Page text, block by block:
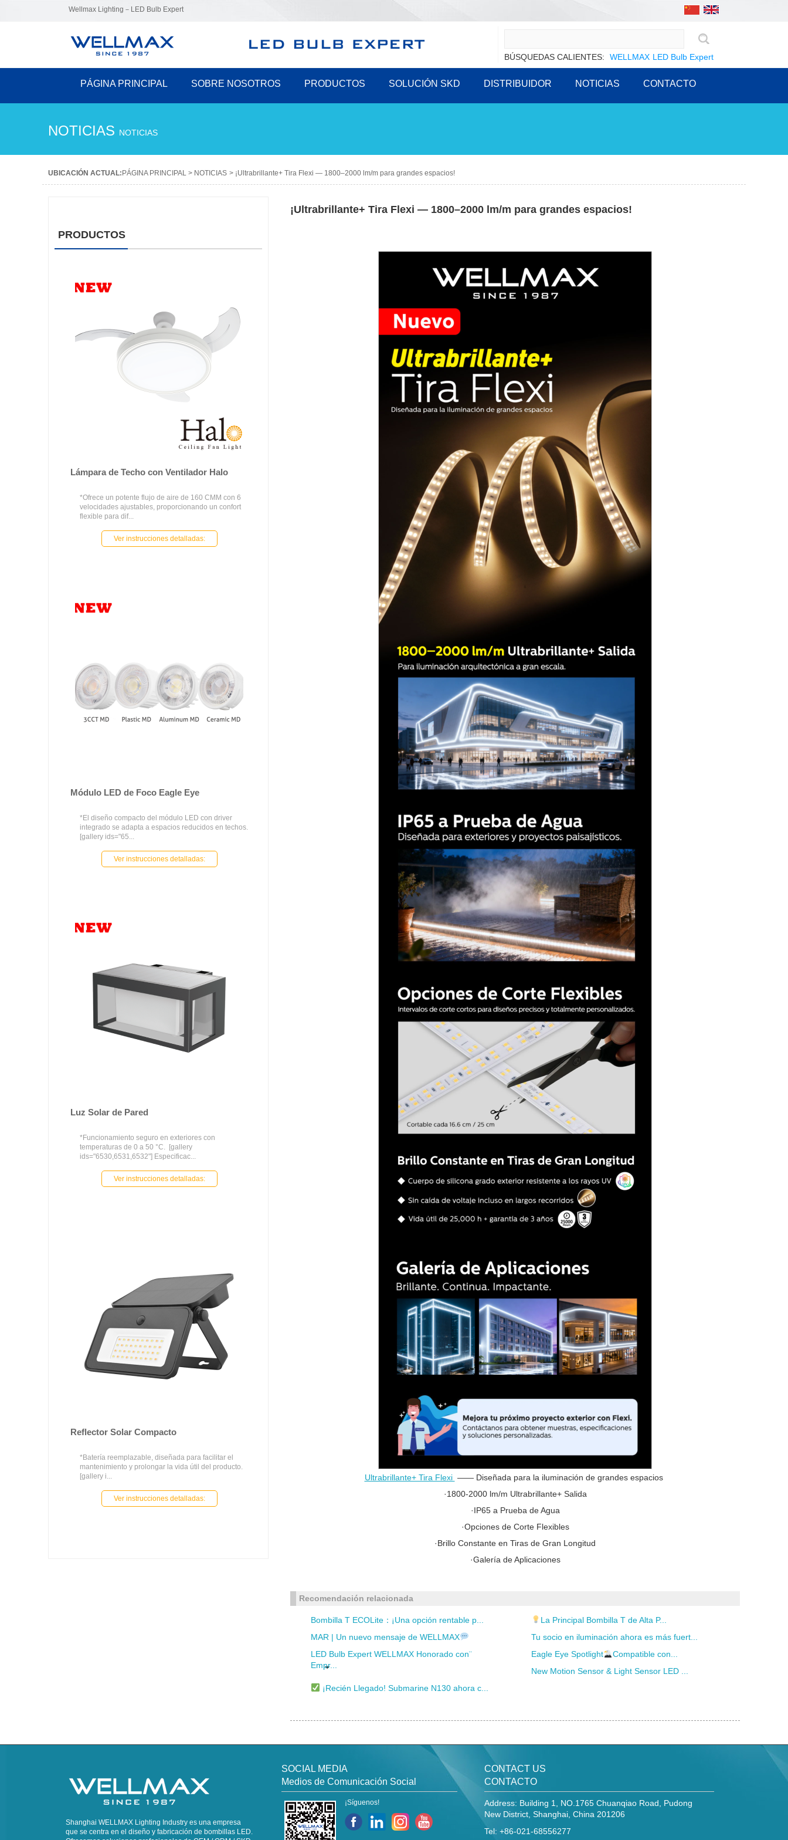
Wellmax Lighting－LED Bulb Expert
BÚSQUEDAS CALIENTES: WELLMAX LED Bulb Expert
PÁGINA PRINCIPAL SOBRE NOSOTROS PRODUCTOS SOLUCIÓN SKD DISTRIBUIDOR NOTICIAS CONTACTO
NOTICIAS NOTICIAS
UBICACIÓN ACTUAL: PÁGINA PRINCIPAL > NOTICIAS > ¡Ultrabrillante+ Tira Flexi — 1800–2000 lm/m para grandes espacios!
PRODUCTOS
Lámpara de Techo con Ventilador Halo
*Ofrece un potente flujo de aire de 160 CMM con 6
velocidades ajustables, proporcionando un confort
flexible para dif...
Ver instrucciones detalladas:
Módulo LED de Foco Eagle Eye
*El diseño compacto del módulo LED con driver
integrado se adapta a espacios reducidos en techos.
[gallery ids="65...
Ver instrucciones detalladas:
Luz Solar de Pared
*Funcionamiento seguro en exteriores con
temperaturas de 0 a 50 °C. [gallery
ids="6530,6531,6532"] Especificac...
Ver instrucciones detalladas:
Reflector Solar Compacto
*Batería reemplazable, diseñada para facilitar el
mantenimiento y prolongar la vida útil del producto.
[gallery i...
Ver instrucciones detalladas:
¡Ultrabrillante+ Tira Flexi — 1800–2000 lm/m para grandes espacios!
Ultrabrillante+ Tira Flexi —— Diseñada para la iluminación de grandes espacios
·1800-2000 lm/m Ultrabrillante+ Salida
·IP65 a Prueba de Agua
·Opciones de Corte Flexibles
·Brillo Constante en Tiras de Gran Longitud
·Galería de Aplicaciones
Recomendación relacionada
Bombilla T ECOLite：¡Una opción rentable p...
La Principal Bombilla T de Alta P...
MAR | Un nuevo mensaje de WELLMAX
Tu socio en iluminación ahora es más fuert...
LED Bulb Expert WELLMAX Honorado con¨
Empr...
Eagle Eye Spotlight
Compatible con...
New Motion Sensor & Light Sensor LED ...
¡Recién Llegado! Submarine N130 ahora c...
Shanghai WELLMAX Lighting Industry es una empresa
que se centra en el diseño y fabricación de bombillas LED.
SOCIAL MEDIA
Medios de Comunicación Social
¡Síguenos!
CONTACT US
CONTACTO
Address: Building 1, NO.1765 Chuanqiao Road, Pudong
New District, Shanghai, China 201206
Tel: +86-021-68556277